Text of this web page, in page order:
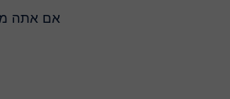
אם אתה